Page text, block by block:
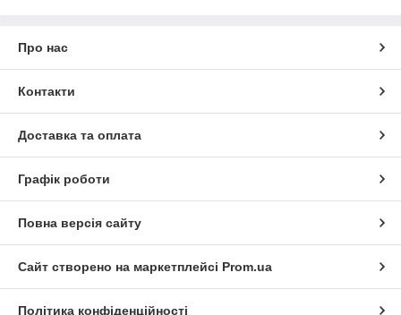
Про нас
Контакти
Доставка та оплата
Графік роботи
Повна версія сайту
Сайт створено на маркетплейсі Prom.ua
Політика конфіденційності